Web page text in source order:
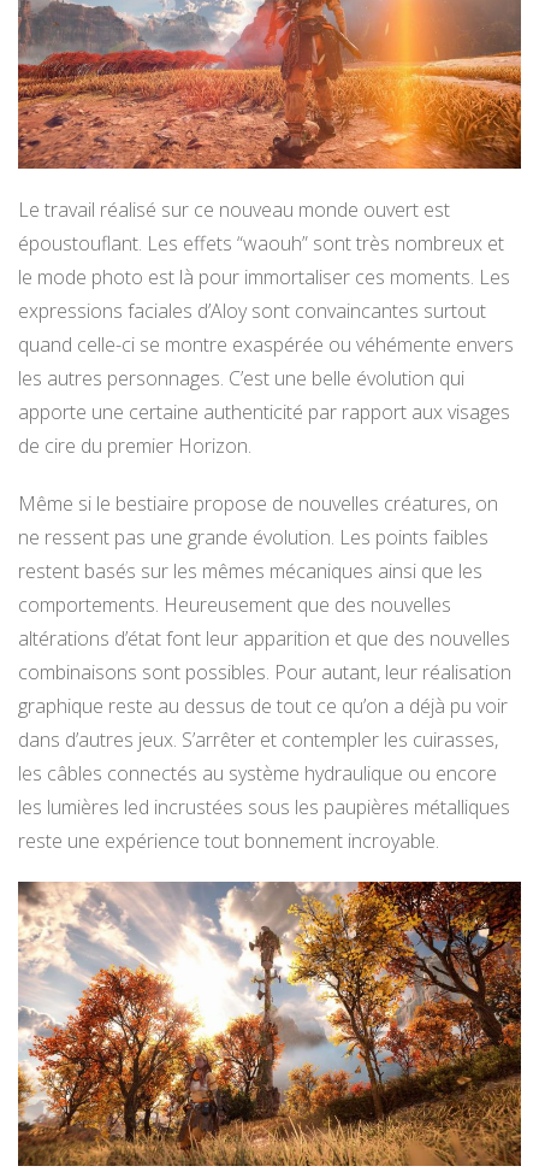
Le travail réalisé sur ce nouveau monde ouvert est
époustouflant. Les effets “waouh” sont très nombreux et
le mode photo est là pour immortaliser ces moments. Les
expressions faciales d’Aloy sont convaincantes surtout
quand celle-ci se montre exaspérée ou véhémente envers
les autres personnages. C’est une belle évolution qui
apporte une certaine authenticité par rapport aux visages
de cire du premier Horizon.
Même si le bestiaire propose de nouvelles créatures, on
ne ressent pas une grande évolution. Les points faibles
restent basés sur les mêmes mécaniques ainsi que les
comportements. Heureusement que des nouvelles
altérations d’état font leur apparition et que des nouvelles
combinaisons sont possibles. Pour autant, leur réalisation
graphique reste au dessus de tout ce qu’on a déjà pu voir
dans d’autres jeux. S’arrêter et contempler les cuirasses,
les câbles connectés au système hydraulique ou encore
les lumières led incrustées sous les paupières métalliques
reste une expérience tout bonnement incroyable.